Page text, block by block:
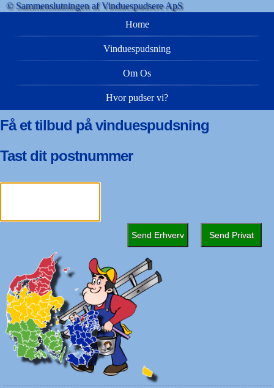
© Sammenslutningen af Vinduespudsere ApS
Home
Vinduespudsning
Om Os
Hvor pudser vi?
Få et tilbud på vinduespudsning
Tast dit postnummer